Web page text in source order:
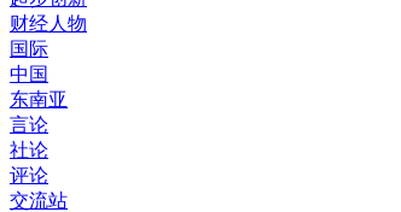
财经人物
国际
中国
东南亚
言论
社论
评论
交流站